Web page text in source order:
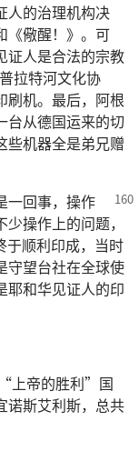
人的治理机构决
《儆醒！》。可
证人是合法的宗教
拉特河文化协
刷机。最后，阿根
台从德国运来的切
些机器全是弟兄赠
回事， 操作
操作上的问题，
于顺利印成，当时
守望台社在全球使
耶和华见证人的印
上帝的胜利”国
诺斯艾利斯，总共